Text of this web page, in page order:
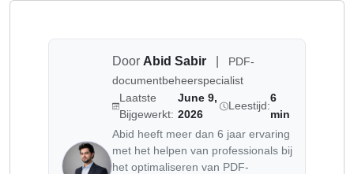
Door Abid Sabir
PDF-
documentbeheerspecialist
Laatste
Bijgewerkt:
June 9,
2026
Leestijd:
6
min
Abid heeft meer dan 6 jaar ervaring
met het helpen van professionals bij
het optimaliseren van PDF-